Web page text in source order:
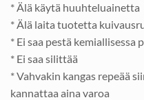
* Älä käytä huuhteluainetta
* Älä laita tuotetta
* Ei saa pestä kemiallisessa
* Ei saa silittää
* Vahvakin kangas repeää
kannattaa aina varoa